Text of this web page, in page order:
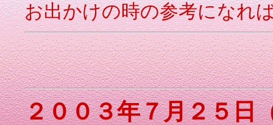
お出かけの時の参考になれ
２００３年７月２５日